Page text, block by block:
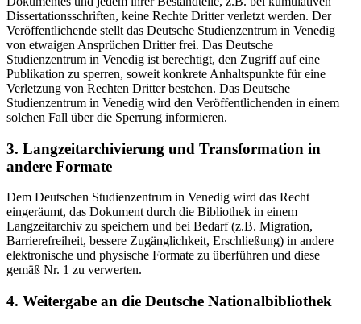
Dissertationsschriften, keine Rechte Dritter verletzt werden. Der
Veröffentlichende stellt das Deutsche Studienzentrum in Venedig
von etwaigen Ansprüchen Dritter frei. Das Deutsche
Studienzentrum in Venedig ist berechtigt, den Zugriff auf eine
Publikation zu sperren, soweit konkrete Anhaltspunkte für eine
Verletzung von Rechten Dritter bestehen. Das Deutsche
Studienzentrum in Venedig wird den Veröffentlichenden in einem
solchen Fall über die Sperrung informieren.
3. Langzeitarchivierung und Transformation in
andere Formate
Dem Deutschen Studienzentrum in Venedig wird das Recht
eingeräumt, das Dokument durch die Bibliothek in einem
Langzeitarchiv zu speichern und bei Bedarf (z.B. Migration,
Barrierefreiheit, bessere Zugänglichkeit, Erschließung) in andere
elektronische und physische Formate zu überführen und diese
gemäß Nr. 1 zu verwerten.
4. Weitergabe an die Deutsche Nationalbibliothek